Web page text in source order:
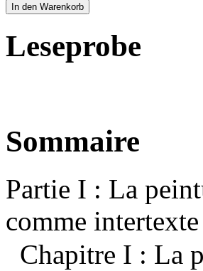
In den Warenkorb
Leseprobe
Sommaire
Partie I : La
comme
Chapitre I : La